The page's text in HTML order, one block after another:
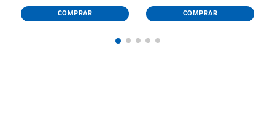
COMPRAR COMPRAR